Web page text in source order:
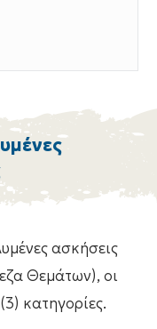
ασκήσεις
Θεμάτων), οι
κατηγορίες.